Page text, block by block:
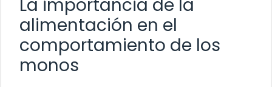
La importancia de la
alimentación en el
comportamiento de los
monos